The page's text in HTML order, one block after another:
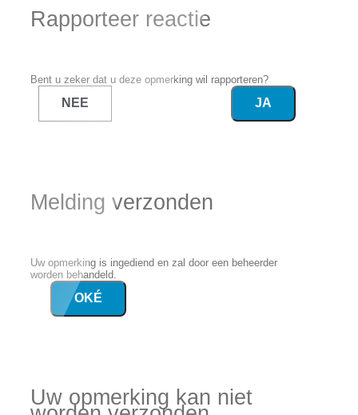
Rapporteer reactie
Bent u zeker dat u deze opmerking wil rapporteren?
NEE JA
Melding verzonden
Uw opmerking is ingediend en zal door een beheerder
worden behandeld.
OKÉ
Uw opmerking kan niet